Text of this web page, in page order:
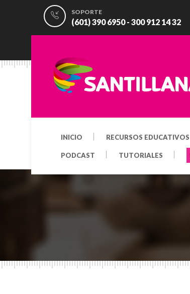
SOPORTE
(601) 390 6950 - 300 912 14 32
INICIO RECURSOS EDUCATIVOS
PODCAST TUTORIALES